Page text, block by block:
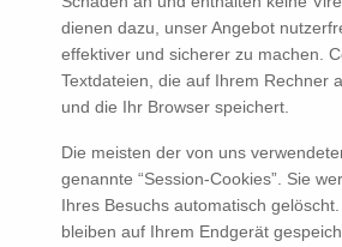
dienen dazu, unser Angebot
effektiver und sicherer zu machen.
Textdateien, die auf Ihrem Rechner
und die Ihr Browser speichert.
Die meisten der von uns
genannte “Session-Cookies”. Sie
Ihres Besuchs automatisch
bleiben auf Ihrem Endgerät